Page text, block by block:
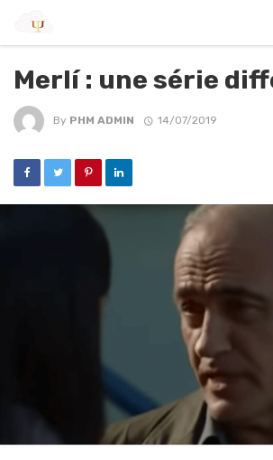
Merlí : une série
By PHM ADMIN 14/07/2019